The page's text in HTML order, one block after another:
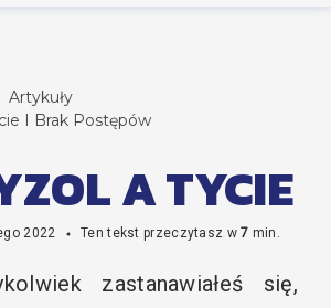
Artykuły
I Brak Postępów
A TYCIE
2022 Ten tekst przeczytasz w7 min.
zastanawiałeś się,